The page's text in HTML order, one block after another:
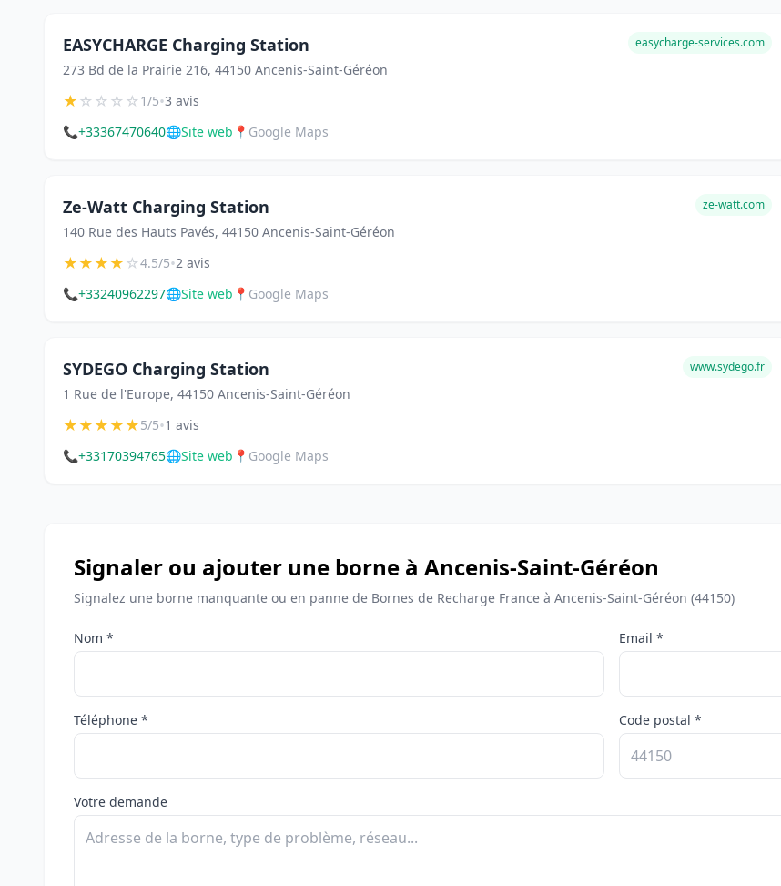
EASYCHARGE Charging Station
273 Bd de la Prairie 216, 44150 Ancenis-Saint-Géréon
easycharge-services.com
★☆☆☆☆1/5•3 avis
📞+33367470640🌐Site web 📍 Google Maps
Ze-Watt Charging Station
140 Rue des Hauts Pavés, 44150 Ancenis-Saint-Géréon
ze-watt.com
★★★★☆4.5/5•2 avis
📞+33240962297🌐Site web 📍 Google Maps
SYDEGO Charging Station
1 Rue de l'Europe, 44150 Ancenis-Saint-Géréon
www.sydego.fr
★★★★★5/5•1 avis
📞+33170394765🌐Site web 📍 Google Maps
Signaler ou ajouter une borne à Ancenis-Saint-Géréon
Signalez une borne manquante ou en panne de Bornes de Recharge France à Ancenis-Saint-Géréon (44150)
Nom * Email *
Téléphone * Code postal *
Votre demande